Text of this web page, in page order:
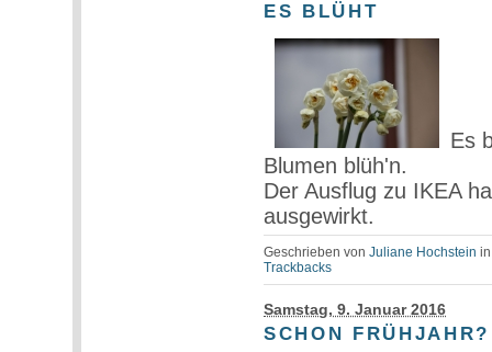
ES BLÜHT
Es
Blumen blüh'n.
Der Ausflug zu IKEA
ausgewirkt.
Geschrieben vonJuliane Hochstein
Trackbacks
Samstag, 9. Januar 2016
SCHON FRÜHJAHR?